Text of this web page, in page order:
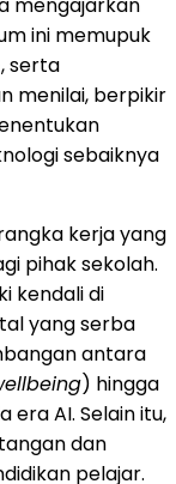
ini memupuk
serta
menilai, berpikir
sebaiknya
kerja yang
pihak sekolah.
kendali di
yang serba
antara
) hingga
AI. Selain itu,
dan
pelajar.